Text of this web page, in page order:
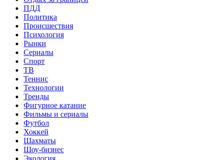
ПДД
Политика
Происшествия
Психология
Рынки
Сериалы
Спорт
ТВ
Теннис
Технологии
Тренды
Фигурное катание
Фильмы и сериалы
Футбол
Хоккей
Шахматы
Шоу-бизнес
Экология